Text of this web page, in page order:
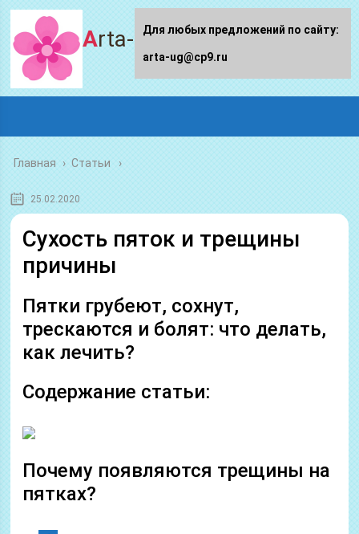
Arta-ug.ru
Главная › Статьи
25.02.2020
Сухость пяток и трещины
причины
Пятки грубеют, сохнут,
трескаются и болят: что делать,
как лечить?
Содержание статьи:
Почему появляются трещины на
пятках?
Для любых предложений по сайту:
arta-ug@cp9.ru